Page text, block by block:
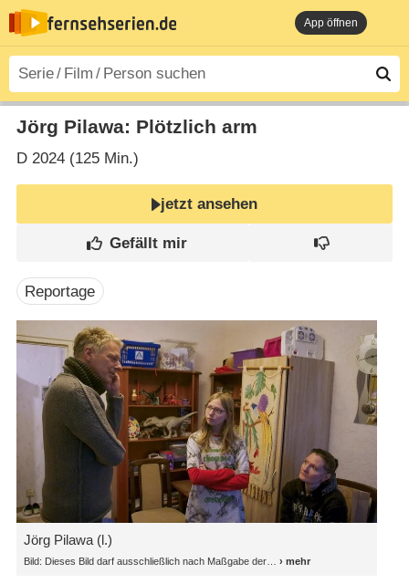
App öffnen
Jörg Pilawa: Plötzlich arm
D2024 (125 Min.)
jetzt ansehen
Reportage
Jörg Pilawa (l.)
Bild: Dieses Bild darf ausschließlich nach Maßgabe der